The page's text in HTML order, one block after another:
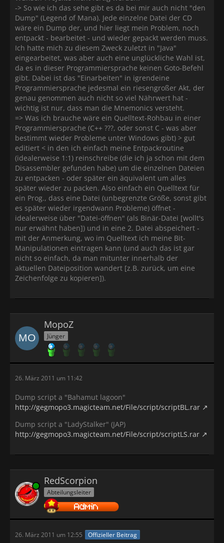
-> So wie ich das sehe gibt es da bei mir auch nicht "den
Dump" (Legend of Mana). Jede einzelne Datei der CD
wäre ein Dump der, und hier liegt mein Problem, noch
entpackt - bearbeitet - und wieder gepackt werden muss.
Ich hatte mich zu diesem Zweck zuletzt in "Java"
eingearbeitet, was aber auch eine unglückliche Wahl ist,
da es in dieser Programmiersprache keinen Goto-Befehl
gibt. Dabei ist das "Einarbeiten" in igrendeine
Programmiersprache jedesmal ein riesengroßer Akt, der
genau genommen auch nicht so viel Nährwert hat -
wichtig ist nur, dass man die Mnemonics versteht.
=> Was ich brauche wäre ein Quelltext-Rohbau in einer
Programmiersprache (C++ ???, oder sonst C - was aber
bestimmt wieder Probleme unter Windows gibt) > gut
editiert < in den ich einfach meine Entpackroutine
(idealerweise 1:1) reinschreibe (die ich ja schon mit dem
Disassembler gefunden habe) um die einzelnen Dateien
zu entpacken - oder später ein äquivalent um alles
später wieder zu packen. Also einfach ein Quelltext für
ein Prog., dass eine Datei (unbegrenzte Größe, sonst gibt
es später wieder irgendwann Probleme) öffnet -
idealerweise über "Datei-öffnen" (als Binär-Datei [wollt's
nur erwähnt haben]) und in eine 2. Datei abspeichert -
mit der Anmerkung, wo im Quelltext ich meine Bit-
Manipulationen eintragen kann (und auch das ist gar
nicht so einfach, da man mitunter innerhalb der
aktuellen Dateiposition wandert [z.B. zurück, um eine
Zeichenfolge zu kopieren]).
MopoZ
Jünger
26. März 2011 um 11:42
Dump script a "Bahamut lagoon"
http://gegmopo3.magicteam.net/File/script/scriptBL.rar
Dump script a "LadyStalker" (JAP)
http://gegmopo3.magicteam.net/File/script/scriptLS.rar
Online RedScorpion
Abteilungsleiter
26. März 2011 um 12:55 Offizieller Beitrag